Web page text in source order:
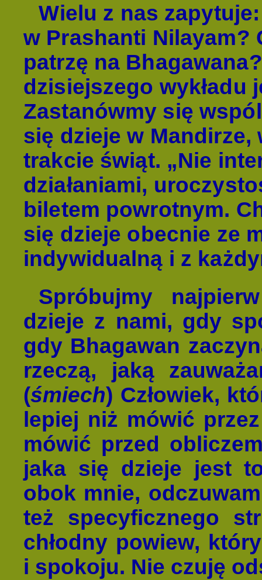
Wielu z nas
w Prashanti Nilayam?
patrzę na
dzisiejszego wykładu
Zastanówmy się
się dzieje w
trakcie świąt. „Nie
działaniami,
biletem powrotnym.
się dzieje obecnie ze
indywidualną i z
Spróbujmy
dzieje z nami, gdy
gdy Bhagawan
rzeczą, jaką
(śmiech) Człowiek,
lepiej niż mówić
mówić przed
jaka się dzieje jest
obok mnie,
też specyficznego
chłodny powiew,
i spokoju. Nie czuję